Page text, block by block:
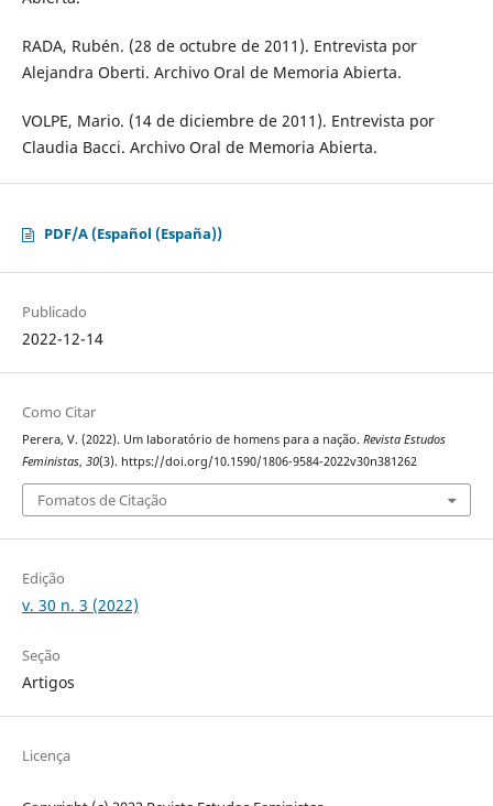
RADA, Rubén. (28 de octubre de 2011). Entrevista por
Alejandra Oberti. Archivo Oral de Memoria Abierta.
VOLPE, Mario. (14 de diciembre de 2011). Entrevista por
Claudia Bacci. Archivo Oral de Memoria Abierta.
PDF/A (Español (España))
Publicado
2022-12-14
Como Citar
Perera, V. (2022). Um laboratório de homens para a nação. Revista Estudos
Feministas, 30(3). https://doi.org/10.1590/1806-9584-2022v30n381262
Fomatos de Citação
Edição
v. 30 n. 3 (2022)
Seção
Artigos
Licença